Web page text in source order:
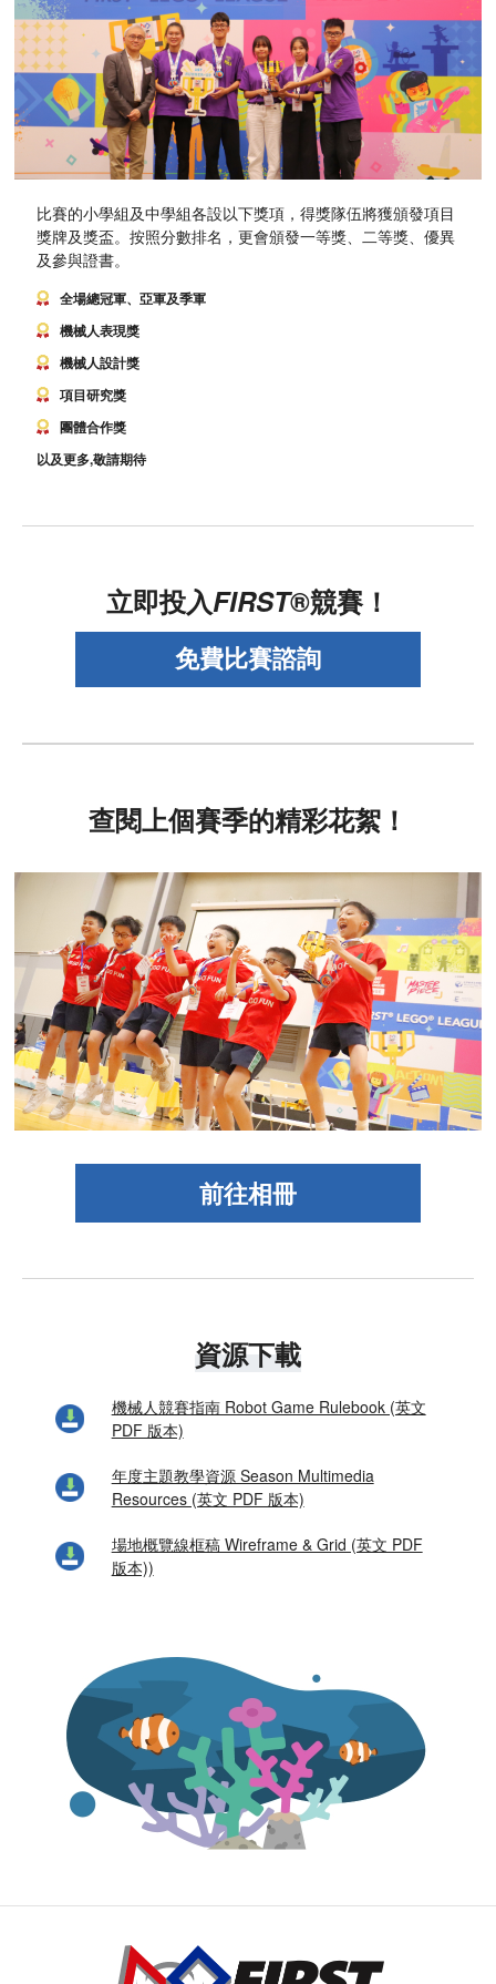
比賽的小學組及中學組各設以下獎項，得獎隊伍將獲頒發項目
獎牌及獎盃。按照分數排名，更會頒發一等獎、二等獎、優異
及參與證書。
全場總冠軍、亞軍及季軍
機械人表現獎
機械人設計獎
項目研究獎
團體合作獎
以及更多,敬請期待
立即投入FIRST®競賽！
查閱上個賽季的精彩花絮！
前往相冊
資源下載
機械人競賽指南 Robot Game Rulebook (英文
PDF 版本)
年度主題教學資源 Season Multimedia
Resources (英文 PDF 版本)
場地概覽線框稿 Wireframe & Grid (英文 PDF
版本))